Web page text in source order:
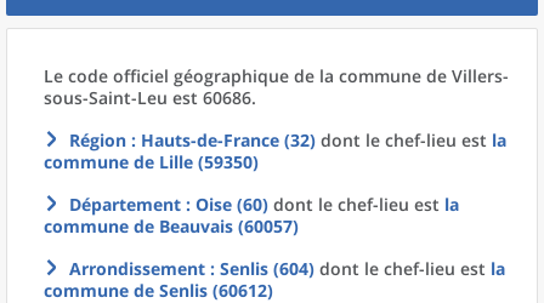
Le code officiel géographique de la commune de Villers-
sous-Saint-Leu est 60686.
Région : Hauts-de-France (32) dont le chef-lieu est la
commune de Lille (59350)
Département : Oise (60) dont le chef-lieu est la
commune de Beauvais (60057)
Arrondissement : Senlis (604) dont le chef-lieu est la
commune de Senlis (60612)